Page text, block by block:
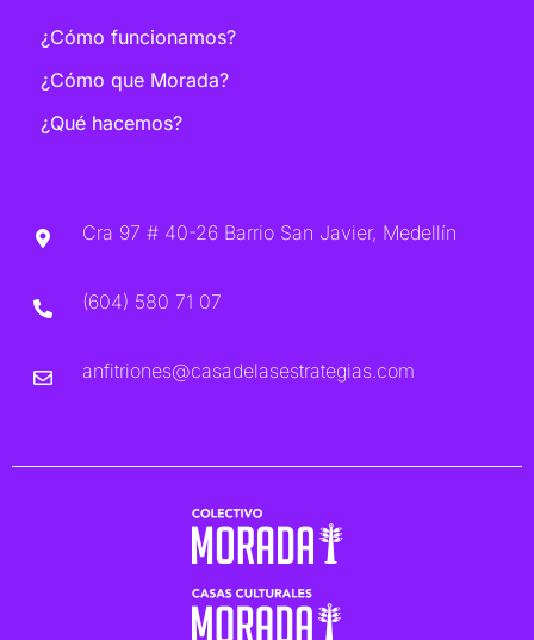
¿Cómo funcionamos?
¿Cómo que Morada?
¿Qué hacemos?
Cra 97 # 40-26 Barrio San Javier, Medellín
(604) 580 71 07
anfitriones@casadelasestrategias.com